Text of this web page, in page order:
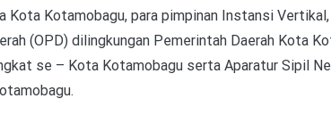
Kota Kotamobagu, para pimpinan Instansi
(OPD) dilingkungan Pemerintah Daerah Kota
se – Kota Kotamobagu serta Aparatur Sipil